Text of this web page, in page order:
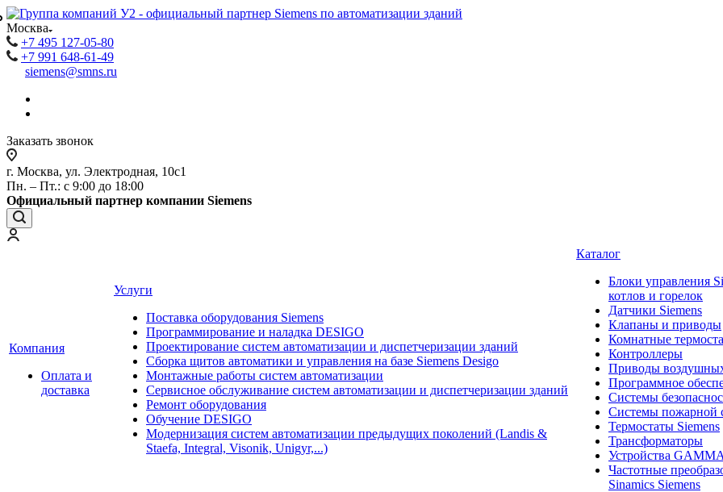
Москва
+7 495 127-05-80
+7 991 648-61-49
siemens@smns.ru
Заказать звонок
г. Москва, ул. Электродная, 10с1
Пн. – Пт.: с 9:00 до 18:00
Официальный партнер компании Siemens
Компания
Оплата и
доставка
Услуги
Поставка оборудования Siemens
Программирование и наладка DESIGO
Проектирование систем автоматизации и диспетчеризации зданий
Сборка щитов автоматики и управления на базе Siemens Desigo
Монтажные работы систем автоматизации
Сервисное обслуживание систем автоматизации и диспетчеризации зданий
Ремонт оборудования
Обучение DESIGO
Модернизация систем автоматизации предыдущих поколений (Landis &
Staefa, Integral, Visonik, Unigyr,...)
Каталог
Блоки управления
котлов и горелок
Датчики Siemens
Клапаны и приводы
Комнатные
Контроллеры
Приводы
Программное
Системы
Системы пожарной
Термостаты Siemens
Трансформаторы
Устройства
Частотные
Sinamics Siemens